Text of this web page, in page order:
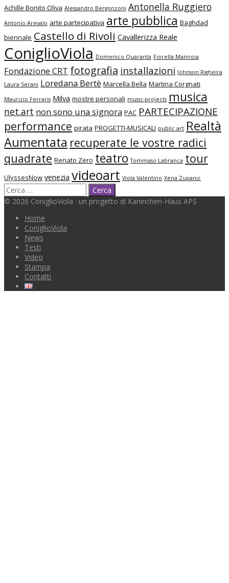
Achille Bonito Oliva Alessandro Bergonzoni Antonella Ruggiero
Antonio Arevalo arte partecipativa arte pubblica Baghdad
biennale Castello di Rivoli Cavallerizza Reale
ConiglioViola Domenico Quaranta Fiorella Mannoia
Fondazione CRT fotografia installazioni Johnson Righeira
Laura Serani Loredana Bertè Marcella Bella Martina Corgnati
Maurizio Ferraris Milva mostre personali music-projects musica
net.art non sono una signora PAC PARTECIPAZIONE
performance pirata PROGETTI-MUSICALI public art Realtà
Aumentata recuperate le vostre radici
quadrate Renato Zero teatro Tommaso Labranca tour
UlyssesNow venezia videoart Viola Valentino Xena Zupanic
© 2026 ConiglioViola · un progetto di Kaninchen-Haus APS
Home
ConiglioViola
News
Testi
Video
Stampa
Contatti